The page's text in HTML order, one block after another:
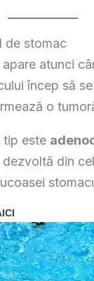
de stomac
atunci
încep să
o
tip este
dezvoltă din